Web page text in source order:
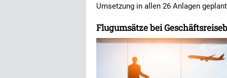
Umsetzung in allen 26 Anlagen
Flugumsätze bei